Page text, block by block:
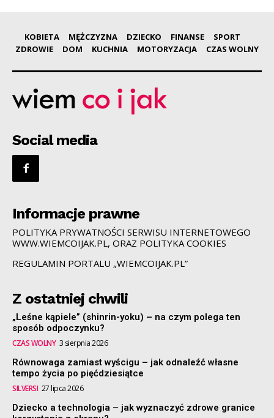
KOBIETA MĘŻCZYZNA DZIECKO FINANSE
SPORT
ZDROWIE
DOM KUCHNIA MOTORYZACJA CZAS WOLNY
Social media
Informacje prawne
POLITYKA PRYWATNOŚCI SERWISU INTERNETOWEGO
WWW.WIEMCOIJAK.PL, ORAZ POLITYKA COOKIES
REGULAMIN PORTALU „WIEMCOIJAK.PL”
Z ostatniej chwili
„Leśne kąpiele” (shinrin-yoku) – na czym polega ten
sposób odpoczynku?
CZAS WOLNY 3 sierpnia 2026
Równowaga zamiast wyścigu – jak odnaleźć własne
tempo życia po pięćdziesiątce
SILVERSI 27 lipca 2026
Dziecko a technologia – jak wyznaczyć zdrowe granice